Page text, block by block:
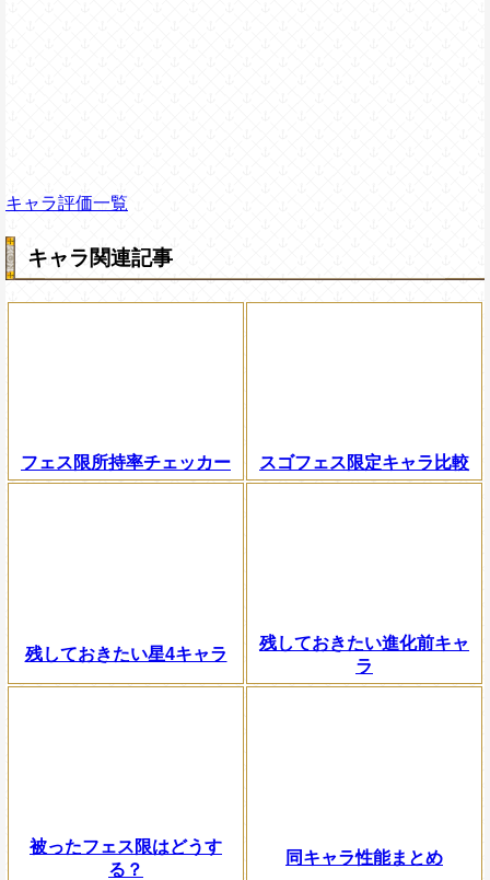
キャラ評価一覧
キャラ関連記事
フェス限所持率チェッカー スゴフェス限定キャラ比較
残しておきたい星4キャラ
残しておきたい進化前キャ
ラ
被ったフェス限はどうす
る？
同キャラ性能まとめ